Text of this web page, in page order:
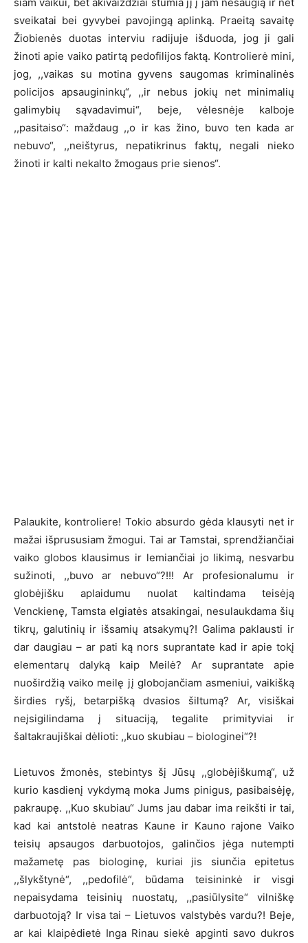
sveikatai bei gyvybei pavojingą aplinką. Praeitą savaitę
Žiobienės duotas interviu radijuje išduoda, jog ji gali
žinoti apie vaiko patirtą pedofilijos faktą. Kontrolierė mini,
jog, ,,vaikas su motina gyvens saugomas kriminalinės
policijos apsaugininkų“, ,,ir nebus jokių net minimalių
galimybių sąvadavimui“, beje, vėlesnėje kalboje
,,pasitaiso“: maždaug ,,o ir kas žino, buvo ten kada ar
nebuvo“, ,,neištyrus, nepatikrinus faktų, negali nieko
žinoti ir kalti nekalto žmogaus prie sienos“.
Palaukite, kontroliere! Tokio absurdo gėda klausyti net ir
mažai išprususiam žmogui. Tai ar Tamstai, sprendžiančiai
vaiko globos klausimus ir lemiančiai jo likimą, nesvarbu
sužinoti, ,,buvo ar nebuvo“?!!! Ar profesionalumu ir
globėjišku aplaidumu nuolat kaltindama teisėją
Venckienę, Tamsta elgiatės atsakingai, nesulaukdama šių
tikrų, galutinių ir išsamių atsakymų?! Galima paklausti ir
dar daugiau – ar pati ką nors suprantate kad ir apie tokį
elementarų dalyką kaip Meilė? Ar suprantate apie
nuoširdžią vaiko meilę jį globojančiam asmeniui, vaikišką
širdies ryšį, betarpišką dvasios šiltumą? Ar, visiškai
neįsigilindama į situaciją, tegalite primityviai ir
šaltakraujiškai dėlioti: ,,kuo skubiau – biologinei“?!
Lietuvos žmonės, stebintys šį Jūsų ,,globėjiškumą“, už
kurio kasdienį vykdymą moka Jums pinigus, pasibaisėję,
pakraupę. ,,Kuo skubiau“ Jums jau dabar ima reikšti ir tai,
kad kai antstolė neatras Kaune ir Kauno rajone Vaiko
teisių apsaugos darbuotojos, galinčios jėga nutempti
mažametę pas biologinę, kuriai jis siunčia epitetus
,,šlykštynė“, ,,pedofilė“, būdama teisininkė ir visgi
nepaisydama teisinių nuostatų, ,,pasiūlysite“ vilniškę
darbuotoją? Ir visa tai – Lietuvos valstybės vardu?! Beje,
ar kai klaipėdietė Inga Rinau siekė apginti savo dukros